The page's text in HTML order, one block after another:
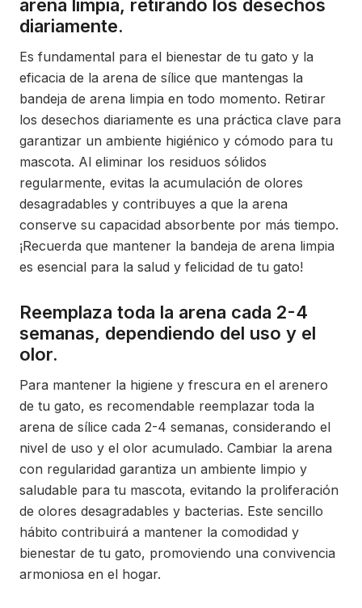
arena limpia, retirando los desechos
diariamente.
Es fundamental para el bienestar de tu gato y la
eficacia de la arena de sílice que mantengas la
bandeja de arena limpia en todo momento. Retirar
los desechos diariamente es una práctica clave para
garantizar un ambiente higiénico y cómodo para tu
mascota. Al eliminar los residuos sólidos
regularmente, evitas la acumulación de olores
desagradables y contribuyes a que la arena
conserve su capacidad absorbente por más tiempo.
¡Recuerda que mantener la bandeja de arena limpia
es esencial para la salud y felicidad de tu gato!
Reemplaza toda la arena cada 2-4
semanas, dependiendo del uso y el
olor.
Para mantener la higiene y frescura en el arenero
de tu gato, es recomendable reemplazar toda la
arena de sílice cada 2-4 semanas, considerando el
nivel de uso y el olor acumulado. Cambiar la arena
con regularidad garantiza un ambiente limpio y
saludable para tu mascota, evitando la proliferación
de olores desagradables y bacterias. Este sencillo
hábito contribuirá a mantener la comodidad y
bienestar de tu gato, promoviendo una convivencia
armoniosa en el hogar.